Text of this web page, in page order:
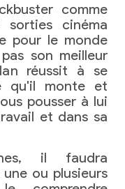
comme
sorties cinéma
pour le monde
son meilleur
réussit à se
qu'il monte et
pousser à lui
et dans sa
il faudra
ou plusieurs